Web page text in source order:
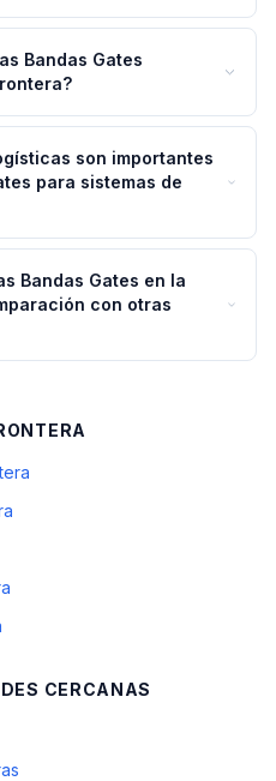
Bandas Gates
son importantes
para sistemas de
Bandas Gates en la
con otras
CERCANAS